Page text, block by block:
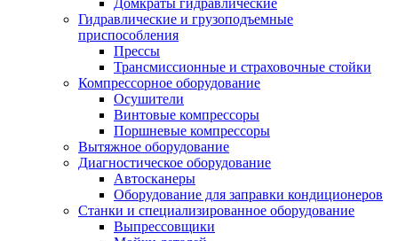
Домкраты гидравлические
Гидравлические и грузоподъемные
приспособления
Прессы
Трансмиссионные и страховочные стойки
Компрессорное оборудование
Осушители
Винтовые компрессоры
Поршневые компрессоры
Вытяжное оборудование
Диагностическое оборудование
Автосканеры
Оборудование для заправки кондиционеров
Станки и специализированное оборудование
Выпрессовщики